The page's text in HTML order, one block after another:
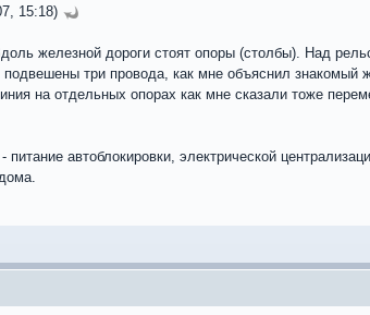
15:18)
железной дороги стоят опоры (столбы). Над
подвешены три провода, как мне объяснил
на отдельных опорах как мне сказали тоже
автоблокировки, электрической